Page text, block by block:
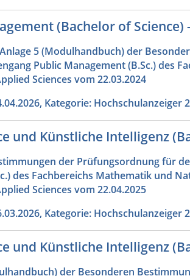
(Bachelor of
5 (Modulhandbuch) der
Public Management (B.Sc.) des
Sciences vom 22.03.2024
Kategorie: Hochschulanzeiger
und Künstliche Intelligenz
der Prüfungsordnung für
des Fachbereichs Mathematik und
Sciences vom 22.04.2025
Kategorie: Hochschulanzeiger
und Künstliche Intelligenz
der Besonderen